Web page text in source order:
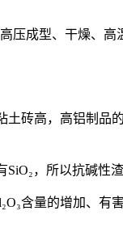
成型、干燥、高
高，高铝制品
，所以抗碱性
含量的增加、有